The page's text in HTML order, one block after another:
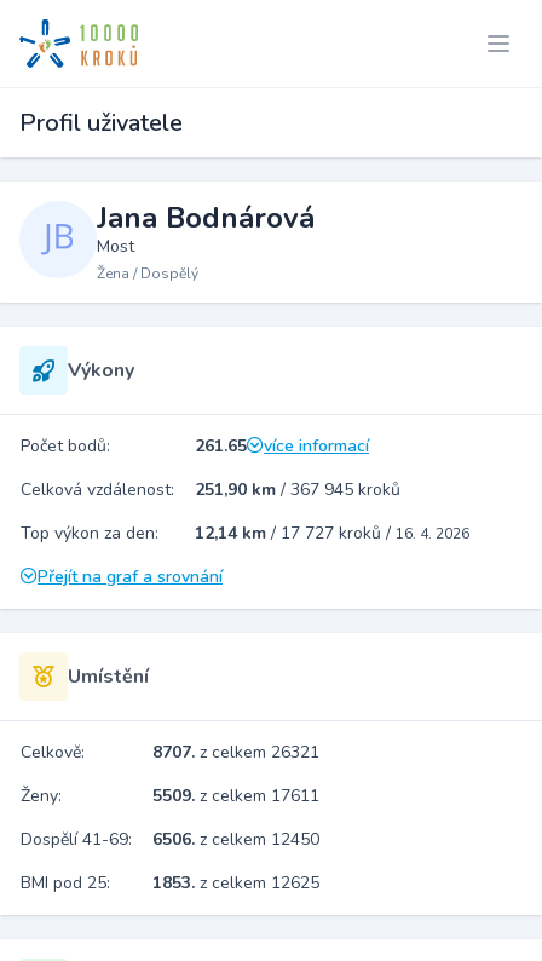
Profil uživatele
Jana Bodnárová
Most
Žena / Dospělý
Výkony
Počet bodů: 261.65
více informací
Celková vzdálenost:
251,90 km / 367 945 kroků
Top výkon za den:
12,14 km / 17 727 kroků / 16. 4. 2026
Přejít na graf a srovnání
Umístění
Celkově: 8707. z celkem 26321
Ženy:
5509. z celkem 17611
Dospělí 41-69:
6506. z celkem 12450
BMI pod 25:
1853. z celkem 12625